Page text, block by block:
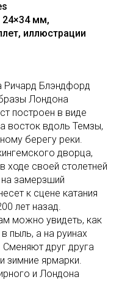
24×34 мм,
иллюстрации
Ричард Блэндфорд
Лондона
построен в виде
восток вдоль Темзы,
берегу реки.
дворца,
ходе своей столетней
на замерзший
к сцене катания
лет назад.
можно увидеть, как
пыль, а на руинах
Сменяют друг друга
зимние ярмарки.
и Лондона